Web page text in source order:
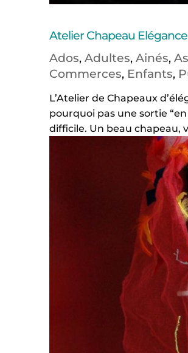
Atelier Chapeau Elégance
Ados, Adultes, Ainés,
Commerces, Enfants,
L’Atelier de Chapeaux
pourquoi pas une sortie
difficile. Un beau chapeau,